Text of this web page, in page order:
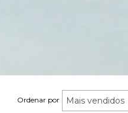
Ordenar por